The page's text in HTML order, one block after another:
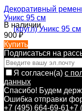
Декоративный
Уникс 95 см
В наличии
900₽
Купить
Подписаться на
Я согласен(a) с
данных
Спасибо! Будем
Ошибка отправки
+7 (495) 664-69-61+7